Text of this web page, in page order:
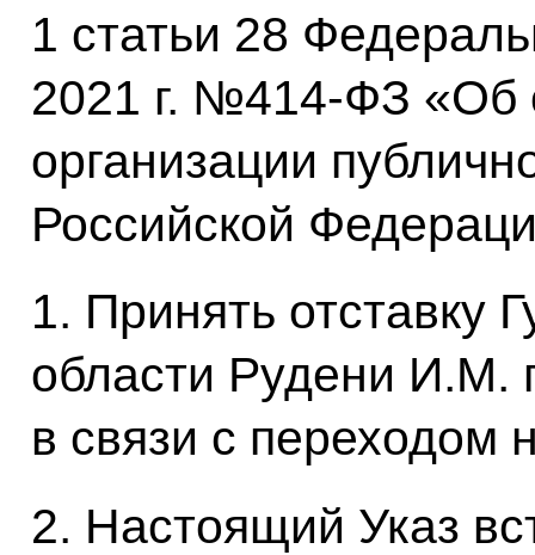
1 статьи 28
2021 г. №414-ФЗ «Об
организации
Российской
1. Принять отставку
области Рудени И.М.
в связи с переходом
2. Настоящий Указ